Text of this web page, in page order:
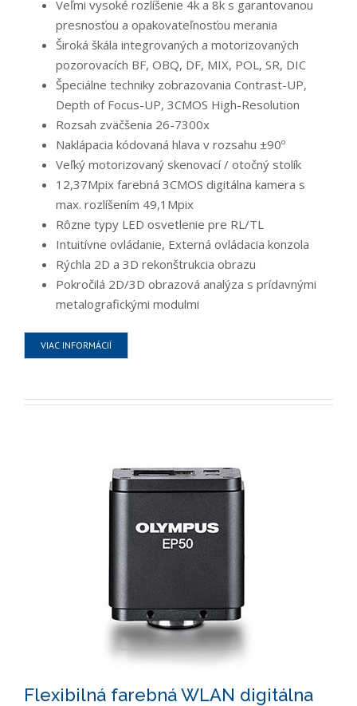
Veľmi vysoké rozlíšenie 4k a 8k s garantovanou
presnosťou a opakovateľnosťou merania
Široká škála integrovaných a motorizovaných
pozorovacích BF, OBQ, DF, MIX, POL, SR, DIC
Špeciálne techniky zobrazovania Contrast-UP,
Depth of Focus-UP, 3CMOS High-Resolution
Rozsah zväčšenia 26-7300x
Naklápacia kódovaná hlava v rozsahu ±90º
Veľký motorizovaný skenovací / otočný stolík
12,37Mpix farebná 3CMOS digitálna kamera s
max. rozlíšením 49,1Mpix
Rôzne typy LED osvetlenie pre RL/TL
Intuitívne ovládanie, Externá ovládacia konzola
Rýchla 2D a 3D rekonštrukcia obrazu
Pokročilá 2D/3D obrazová analýza s prídavnými
metalografickými modulmi
VIAC INFORMÁCIÍ
Flexibilná farebná WLAN digitálna